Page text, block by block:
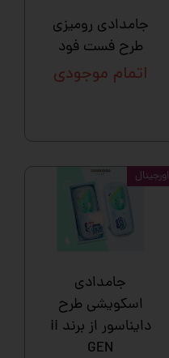
جامدادی رومیزی
طرح فست فود
اتمام موجودی
جامدادی
اسکویشی طرح
دایناسور از برند ii
GEN
اورجینال